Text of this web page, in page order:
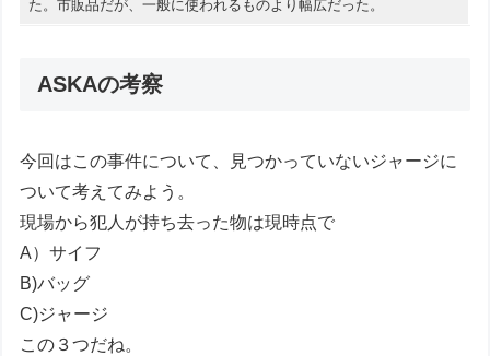
た。市販品だが、一般に使われるものより幅広だった。
ASKAの考察
今回はこの事件について、見つかっていないジャージに
ついて考えてみよう。
現場から犯人が持ち去った物は現時点で
A）サイフ
B)バッグ
C)ジャージ
この３つだね。